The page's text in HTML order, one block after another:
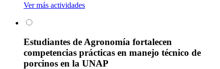
Ver más actividades
Estudiantes de Agronomía fortalecen
competencias prácticas en manejo técnico de
porcinos en la UNAP